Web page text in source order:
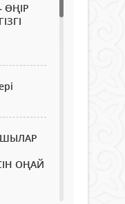
ОҢАЙ